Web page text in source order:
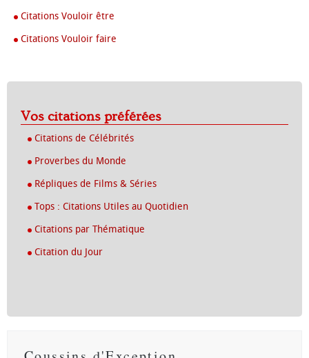
Citations Vouloir être
Citations Vouloir faire
Vos citations préférées
Citations de Célébrités
Proverbes du Monde
Répliques de Films & Séries
Tops : Citations Utiles au Quotidien
Citations par Thématique
Citation du Jour